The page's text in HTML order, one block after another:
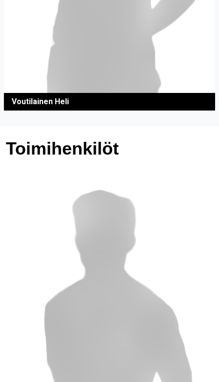
Voutilainen Heli
Toimihenkilöt